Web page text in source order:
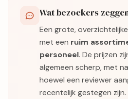
Wat bezoekers
Een grote,
met een ruim
personeel. De prijzen
algemeen scherp, met
hoewel een reviewer
recentelijk gestegen zijn.